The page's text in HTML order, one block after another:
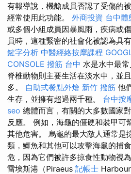
有報導說，機艙成員否認了受傷的
經常使用此功能。 外商投資 台中體
或多個小組成員因暴風雨，疾病或
員時，這種緊密的社會化被認為具
鍵字分析 中醫經絡按摩課程
CONSOLE 撥筋 台中 水是水中最
脊椎動物則主要生活在淡水中，並
多。 自助式餐點外燴 新竹 撥筋 他
生存，並擁有超過兩千種。 台中按
seo 總體而言，有關的大多數國家
反應。 例如，海龜的僵硬和裝甲可
其他危害。 烏龜的最大敵人通常是
類，鱷魚和其他可以攻擊海龜的捕
危，因為它們被許多掠食性動物視
雷埃斯港（Piraeus 記帳士